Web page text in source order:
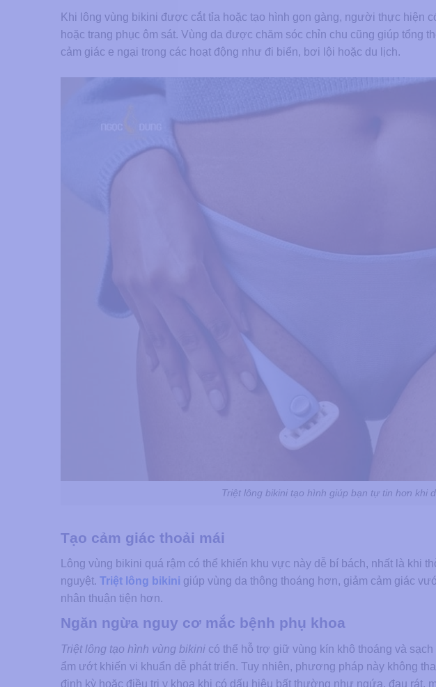
Khi lông vùng bikini được cắt tỉa hoặc tạo hình gọn gàng, người thực hiện
hoặc trang phục ôm sát. Vùng da được chăm sóc chỉn chu cũng giúp tổng
cảm giác e ngại trong các hoạt động như đi biển, bơi lội hoặc du lịch.
Triệt lông bikini tạo hình giúp bạn tự tin hơn khi
Tạo cảm giác thoải mái
Lông vùng bikini quá rậm có thể khiến khu vực này dễ bí bách, nhất là khi
nguyệt. Triệt lông bikini giúp vùng da thông thoáng hơn, giảm cảm giác
nhân thuận tiện hơn.
Ngăn ngừa nguy cơ mắc bệnh phụ khoa
Triệt lông tạo hình vùng bikini có thể hỗ trợ giữ vùng kín khô thoáng và
ẩm ướt khiến vi khuẩn dễ phát triển. Tuy nhiên, phương pháp này không
định kỳ hoặc điều trị y khoa khi có dấu hiệu bất thường như ngứa, đau rát,